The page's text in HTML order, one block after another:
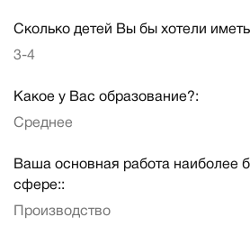
Сколько детей Вы бы хотели
3-4
Какое у Вас образование?:
Среднее
Ваша основная работа наиболее
сфере::
Производство